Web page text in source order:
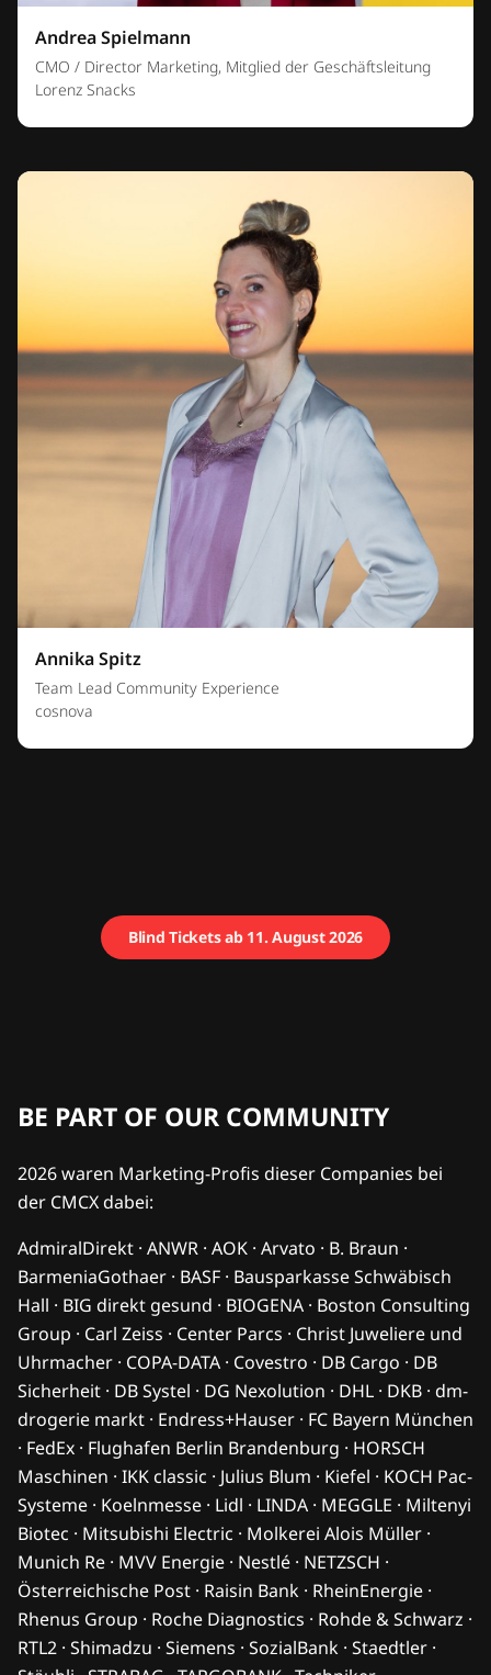
Andrea Spielmann
CMO / Director Marketing, Mitglied der Geschäftsleitung
Lorenz Snacks
Annika Spitz
Team Lead Community Experience
cosnova
Blind Tickets ab 11. August 2026
BE PART OF OUR COMMUNITY
2026 waren Marketing-Profis dieser Companies bei
der CMCX dabei:
AdmiralDirekt · ANWR · AOK · Arvato · B. Braun ·
BarmeniaGothaer · BASF · Bausparkasse Schwäbisch
Hall · BIG direkt gesund · BIOGENA · Boston Consulting
Group · Carl Zeiss · Center Parcs · Christ Juweliere und
Uhrmacher · COPA-DATA · Covestro · DB Cargo · DB
Sicherheit · DB Systel · DG Nexolution · DHL · DKB · dm-
drogerie markt · Endress+Hauser · FC Bayern München
· FedEx · Flughafen Berlin Brandenburg · HORSCH
Maschinen · IKK classic · Julius Blum · Kiefel · KOCH Pac-
Systeme · Koelnmesse · Lidl · LINDA · MEGGLE · Miltenyi
Biotec · Mitsubishi Electric · Molkerei Alois Müller ·
Munich Re · MVV Energie · Nestlé · NETZSCH ·
Österreichische Post · Raisin Bank · RheinEnergie ·
Rhenus Group · Roche Diagnostics · Rohde & Schwarz ·
RTL2 · Shimadzu · Siemens · SozialBank · Staedtler ·